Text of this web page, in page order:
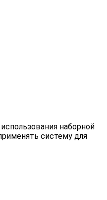
наборной
систему для